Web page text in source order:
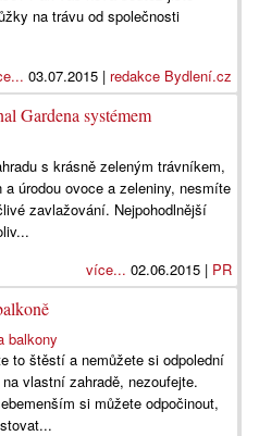
na trávu od společnosti
03.07.2015 | redakce Bydlení.cz
Gardena systémem
s krásně zeleným trávníkem,
úrodou ovoce a zeleniny, nesmíte
zavlažování. Nejpohodlnější
více... 02.06.2015 | PR
balkony
to štěstí a nemůžete si odpolední
vlastní zahradě, nezoufejte.
si můžete odpočinout,